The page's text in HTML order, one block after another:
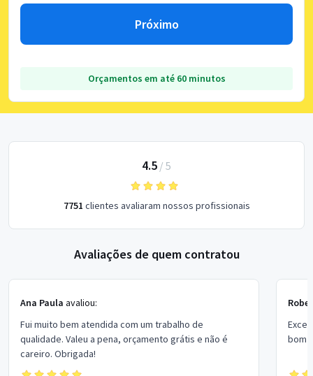
Próximo
Orçamentos em até 60 minutos
4.5 / 5
7751 clientes avaliaram nossos profissionais
Avaliações de quem contratou
Ana Paula avaliou:
Fui muito bem atendida com um trabalho de
qualidade. Valeu a pena, orçamento grátis e não é
careiro. Obrigada!
bom